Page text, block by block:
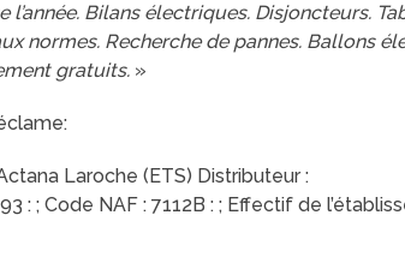
Bilans électriques. Disjoncteurs.
normes. Recherche de pannes. Ballons
gratuits. »
Laroche (ETS) Distributeur :
: ; Code NAF : 7112B : ; Effectif de